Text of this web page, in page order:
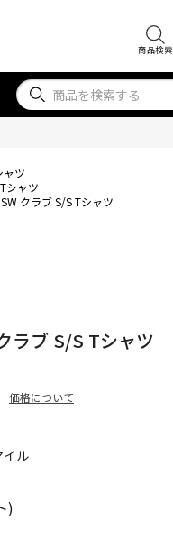
商品検索
ャツ
シャツ
クラブ S/S Tシャツ
イル
ラブ S/S Tシャツ
価格について
)